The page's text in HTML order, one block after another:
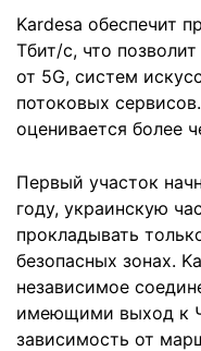
Kardesa обеспечит
Тбит/с, что
от 5G, систем
потоковых
оценивается более
Первый участок
году, украинскую
прокладывать
безопасных зонах.
независимое
имеющими выход к
зависимость от